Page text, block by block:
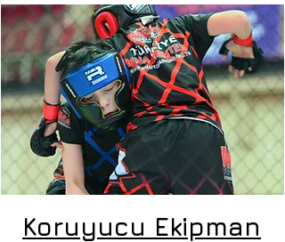
Koruyucu Ekipman